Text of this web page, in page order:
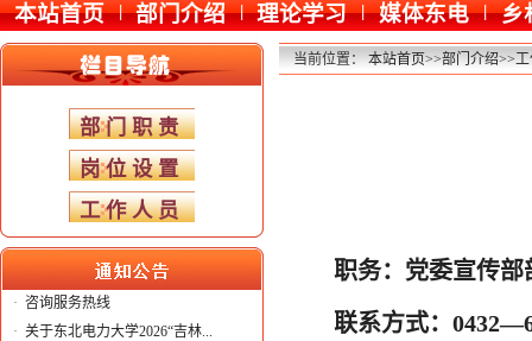
本站首页 | 部门介绍 | 理论学习 | 媒体东电 | 乡
部门职责
岗位设置
工作人员
· 咨询服务热线
· 关于东北电力大学2026“吉林...
当前位置：本站首页>>部门介绍>>
职务： 党委宣传部
联系方式：